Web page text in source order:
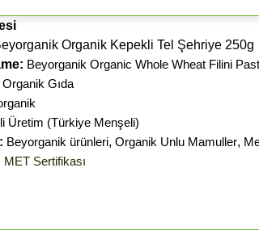
Organik Kepekli Tel Şehriye 250g
Beyorganik Organic Whole Wheat Filini
Gıda
Üretim (Türkiye Menşeli)
Beyorganik ürünleri, Organik Unlu Mamuller,
MET Sertifikası